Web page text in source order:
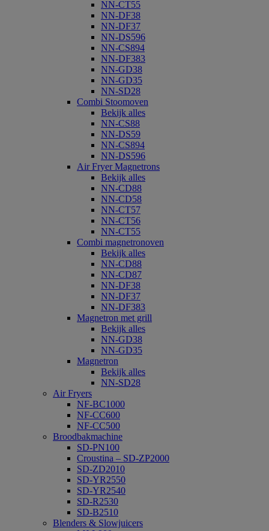
NN-CT55
NN-DF38
NN-DF37
NN-DS596
NN-CS894
NN-DF383
NN-GD38
NN-GD35
NN-SD28
Combi Stoomoven
Bekijk alles
NN-CS88
NN-DS59
NN-CS894
NN-DS596
Air Fryer Magnetrons
Bekijk alles
NN-CD88
NN-CD58
NN-CT57
NN-CT56
NN-CT55
Combi magnetronoven
Bekijk alles
NN-CD88
NN-CD87
NN-DF38
NN-DF37
NN-DF383
Magnetron met grill
Bekijk alles
NN-GD38
NN-GD35
Magnetron
Bekijk alles
NN-SD28
Air Fryers
NF-BC1000
NF-CC600
NF-CC500
Broodbakmachine
SD-PN100
Croustina – SD-ZP2000
SD-ZD2010
SD-YR2550
SD-YR2540
SD-R2530
SD-B2510
Blenders & Slowjuicers